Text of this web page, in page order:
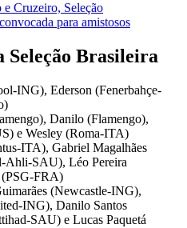
Cruzeiro, Seleção
para amistosos
Seleção Brasileira
ING), Ederson (Fenerbahçe-
Danilo (Flamengo),
e Wesley (Roma-ITA)
ITA), Gabriel Magalhães
Ahli-SAU), Léo Pereira
(PSG-FRA)
(Newcastle-ING),
ING), Danilo Santos
SAU) e Lucas Paquetá